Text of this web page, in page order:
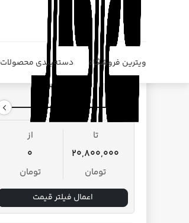
ویترین فروشگاه دسته‌بندی محصولات
محدوده قیمت
تا
20,800,000
تومان
از
0
تومان
اعمال فیلتر قیمت